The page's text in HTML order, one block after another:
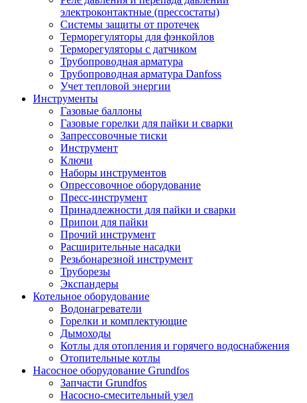
электроконтактные (прессостаты)
Системы защиты от протечек
Терморегуляторы для фэнкойлов
Терморегуляторы с датчиком
Трубопроводная арматура
Трубопроводная арматура Danfoss
Учет тепловой энергии
Инструменты
Газовые баллоны
Газовые горелки для пайки и сварки
Запрессовочные тиски
Инструмент
Ключи
Наборы инструментов
Опрессовочное оборудование
Пресс-инструмент
Принадлежности для пайки и сварки
Припои для пайки
Прочий инструмент
Расширительные насадки
Резьбонарезной инструмент
Труборезы
Экспандеры
Котельное оборудование
Водонагреватели
Горелки и комплектующие
Дымоходы
Котлы для отопления и горячего водоснабжения
Отопительные котлы
Насосное оборудование Grundfos
Запчасти Grundfos
Насосно-смесительный узел